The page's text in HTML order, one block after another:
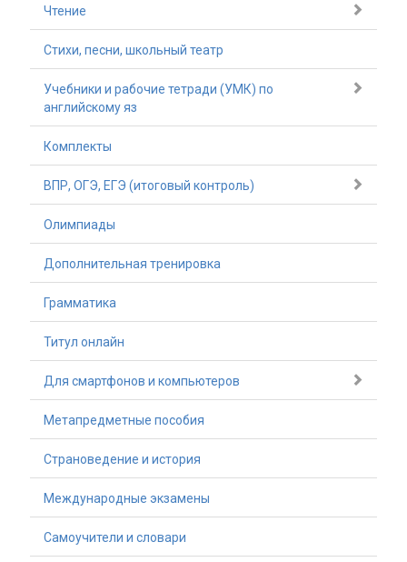
Чтение
Стихи, песни, школьный театр
Учебники и рабочие тетради (УМК) по
английскому яз
Комплекты
ВПР, ОГЭ, ЕГЭ (итоговый контроль)
Олимпиады
Дополнительная тренировка
Грамматика
Титул онлайн
Для смартфонов и компьютеров
Метапредметные пособия
Страноведение и история
Международные экзамены
Самоучители и словари